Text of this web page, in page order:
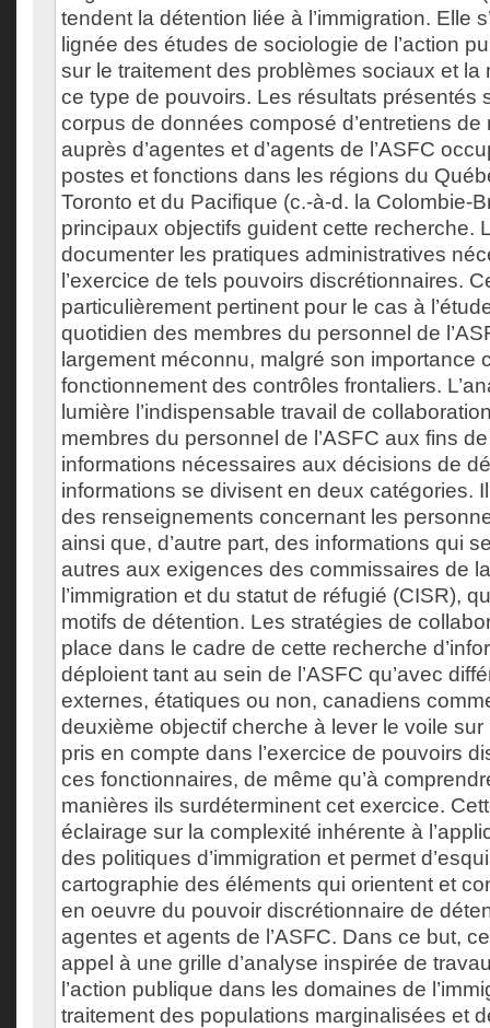
tendent la détention liée à l’immigration. Elle
lignée des études de sociologie de l’action
sur le traitement des problèmes sociaux et la
ce type de pouvoirs. Les résultats présentés
corpus de données composé d’entretiens
auprès d’agentes et d’agents de l’ASFC
postes et fonctions dans les régions du
Toronto et du Pacifique (c.-à-d. la Colombie-
principaux objectifs guident cette recherche.
documenter les pratiques administratives
l’exercice de tels pouvoirs discrétionnaires.
particulièrement pertinent pour le cas à
quotidien des membres du personnel de
largement méconnu, malgré son importance
fonctionnement des contrôles frontaliers.
lumière l’indispensable travail de
membres du personnel de l’ASFC aux fins
informations nécessaires aux décisions de
informations se divisent en deux catégories. Il
des renseignements concernant les
ainsi que, d’autre part, des informations qui
autres aux exigences des commissaires de
l’immigration et du statut de réfugié (CISR),
motifs de détention. Les stratégies de
place dans le cadre de cette recherche
déploient tant au sein de l’ASFC qu’avec
externes, étatiques ou non, canadiens
deuxième objectif cherche à lever le voile
pris en compte dans l’exercice de pouvoirs
ces fonctionnaires, de même qu’à
manières ils surdéterminent cet exercice.
éclairage sur la complexité inhérente à
des politiques d’immigration et permet
cartographie des éléments qui orientent et
en oeuvre du pouvoir discrétionnaire de
agentes et agents de l’ASFC. Dans ce but,
appel à une grille d’analyse inspirée de
l’action publique dans les domaines de
traitement des populations marginalisées et